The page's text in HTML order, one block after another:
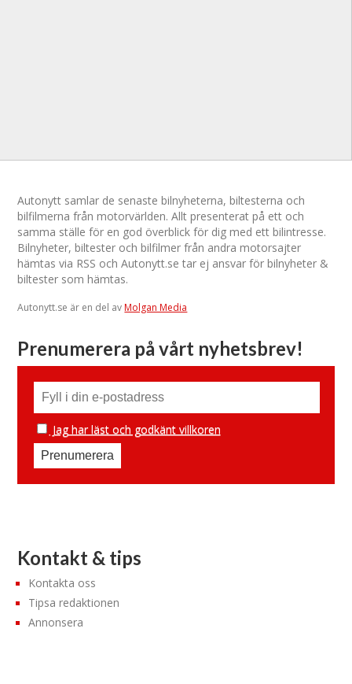
Autonytt samlar de senaste bilnyheterna, biltesterna och
bilfilmerna från motorvärlden. Allt presenterat på ett och
samma ställe för en god överblick för dig med ett bilintresse.
Bilnyheter, biltester och bilfilmer från andra motorsajter
hämtas via RSS och Autonytt.se tar ej ansvar för bilnyheter &
biltester som hämtas.
Autonytt.se är en del avMolgan Media
Prenumerera på vårt nyhetsbrev!
Jag har läst och godkänt villkoren
Kontakt & tips
Kontakta oss
Tipsa redaktionen
Annonsera